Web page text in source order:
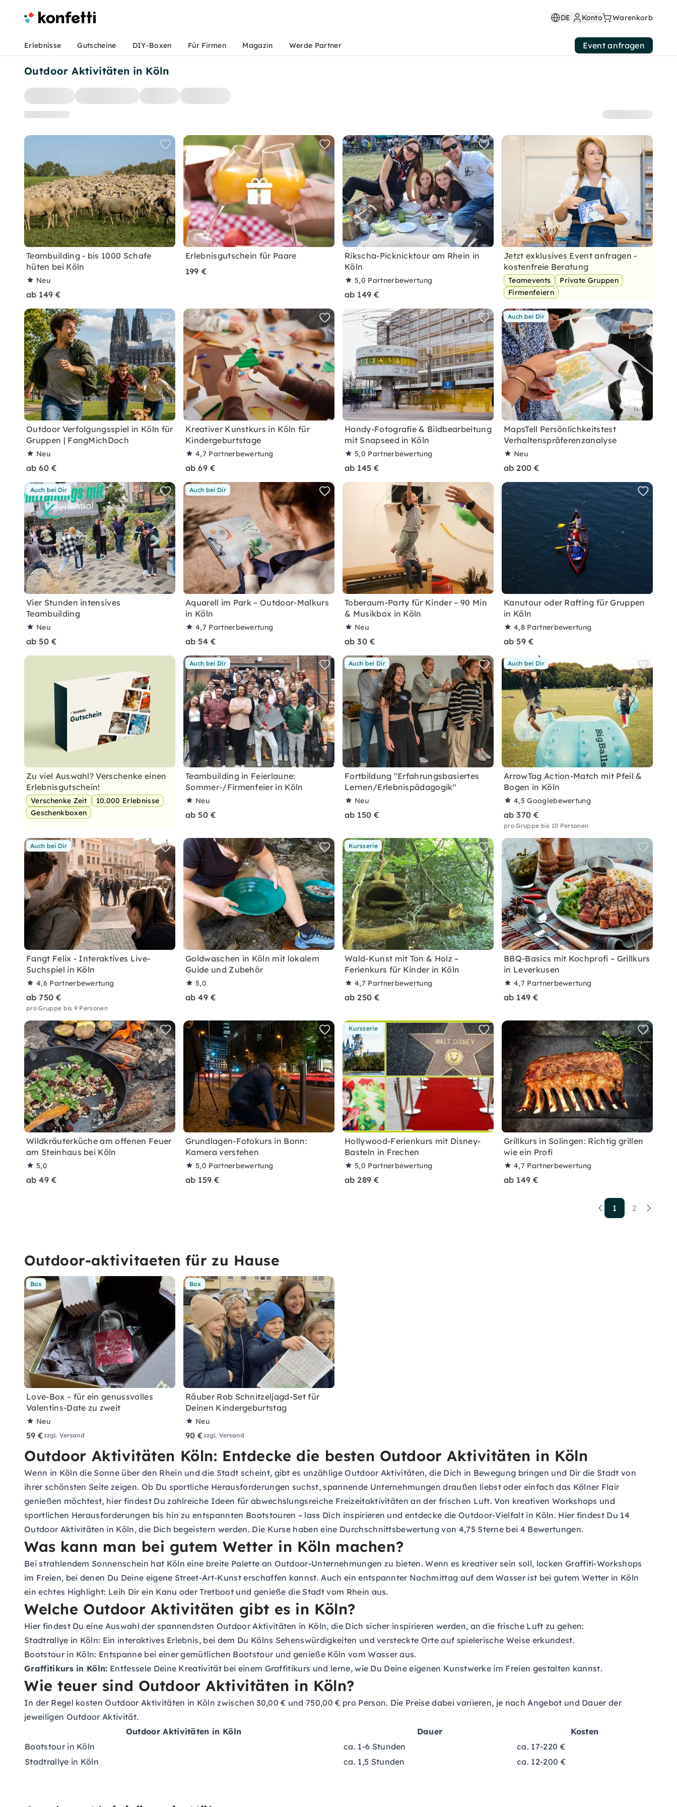
Outdoor Aktivitäten in Köln
Teambuilding - bis 1000 Schafe
hüten bei Köln
Neu
ab 149 €
Erlebnisgutschein für Paare
199 €
Rikscha-Picknicktour am Rhein in
Köln
5,0 Partnerbewertung
ab 149 €
Jetzt exklusives Event anfragen -
kostenfreie Beratung
Teamevents
Private Gruppen
Firmenfeiern
Outdoor Verfolgungsspiel in Köln für
Gruppen | FangMichDoch
Neu
ab 60 €
Kreativer Kunstkurs in Köln für
Kindergeburtstage
4,7 Partnerbewertung
ab 69 €
Handy-Fotografie & Bildbearbeitung
mit Snapseed in Köln
5,0 Partnerbewertung
ab 145 €
Auch bei Dir
MapsTell Persönlichkeitstest
Verhaltenspräferenzanalyse
Neu
ab 200 €
Auch bei Dir
Vier Stunden intensives
Teambuilding
Neu
ab 50 €
Auch bei Dir
Aquarell im Park – Outdoor-Malkurs
in Köln
4,7 Partnerbewertung
ab 54 €
Toberaum-Party für Kinder – 90 Min
& Musikbox in Köln
Neu
ab 30 €
Kanutour oder Rafting für Gruppen
in Köln
4,8 Partnerbewertung
ab 59 €
Zu viel Auswahl? Verschenke einen
Erlebnisgutschein!
Verschenke Zeit
10.000 Erlebnisse
Geschenkboxen
Auch bei Dir
Teambuilding in Feierlaune:
Sommer-/Firmenfeier in Köln
Neu
ab 50 €
Auch bei Dir
Fortbildung "Erfahrungsbasiertes
Lernen/Erlebnispädagogik"
Neu
ab 150 €
Auch bei Dir
ArrowTag Action-Match mit Pfeil &
Bogen in Köln
4,5Googlebewertung
ab 370 €
pro Gruppe bis 10 Personen
Auch bei Dir
Fangt Felix - Interaktives Live-
Suchspiel in Köln
4,6 Partnerbewertung
ab 750 €
pro Gruppe bis 9 Personen
Goldwaschen in Köln mit lokalem
Guide und Zubehör
5,0
ab 49 €
Kursserie
Wald-Kunst mit Ton & Holz –
Ferienkurs für Kinder in Köln
4,7 Partnerbewertung
ab 250 €
BBQ-Basics mit Kochprofi – Grillkurs
in Leverkusen
4,7 Partnerbewertung
ab 149 €
Wildkräuterküche am offenen Feuer
am Steinhaus bei Köln
5,0
ab 49 €
Grundlagen-Fotokurs in Bonn:
Kamera verstehen
5,0 Partnerbewertung
ab 159 €
Kursserie
Hollywood-Ferienkurs mit Disney-
Basteln in Frechen
5,0 Partnerbewertung
ab 289 €
Grillkurs in Solingen: Richtig grillen
wie ein Profi
4,7 Partnerbewertung
ab 149 €
1 2
Outdoor-aktivitaeten für zu Hause
Box
Love-Box – für ein genussvolles
Valentins-Date zu zweit
Neu
59 €zzgl. Versand
Box
Räuber Rob Schnitzeljagd-Set für
Deinen Kindergeburtstag
Neu
90 €zzgl. Versand
Outdoor Aktivitäten Köln: Entdecke die besten Outdoor Aktivitäten in Köln
Wenn in Köln die Sonne über den Rhein und die Stadt scheint, gibt es unzählige Outdoor Aktivitäten, die Dich in Bewegung bringen und Dir die Stadt von
ihrer schönsten Seite zeigen. Ob Du sportliche Herausforderungen suchst, spannende Unternehmungen draußen liebst oder einfach das Kölner Flair
genießen möchtest, hier findest Du zahlreiche Ideen für abwechslungsreiche Freizeitaktivitäten an der frischen Luft. Von kreativen Workshops und
sportlichen Herausforderungen bis hin zu entspannten Bootstouren – lass Dich inspirieren und entdecke die Outdoor-Vielfalt in Köln. Hier findest Du 14
Outdoor Aktivitäten in Köln, die Dich begeistern werden. Die Kurse haben eine Durchschnittsbewertung von 4,75 Sterne bei 4 Bewertungen.
Was kann man bei gutem Wetter in Köln machen?
Bei strahlendem Sonnenschein hat Köln eine breite Palette an Outdoor-Unternehmungen zu bieten. Wenn es kreativer sein soll, locken Graffiti-Workshops
im Freien, bei denen Du Deine eigene Street-Art-Kunst erschaffen kannst. Auch ein entspannter Nachmittag auf dem Wasser ist bei gutem Wetter in Köln
ein echtes Highlight: Leih Dir ein Kanu oder Tretboot und genieße die Stadt vom Rhein aus.
Welche Outdoor Aktivitäten gibt es in Köln?
Hier findest Du eine Auswahl der spannendsten Outdoor Aktivitäten in Köln, die Dich sicher inspirieren werden, an die frische Luft zu gehen:
Stadtrallye in Köln: Ein interaktives Erlebnis, bei dem Du Kölns Sehenswürdigkeiten und versteckte Orte auf spielerische Weise erkundest.
Bootstour in Köln: Entspanne bei einer gemütlichen Bootstour und genieße Köln vom Wasser aus.
Graffitikurs in Köln: Entfessele Deine Kreativität bei einem Graffitikurs und lerne, wie Du Deine eigenen Kunstwerke im Freien gestalten kannst.
Wie teuer sind Outdoor Aktivitäten in Köln?
In der Regel kosten Outdoor Aktivitäten in Köln zwischen 30,00 € und 750,00 € pro Person. Die Preise dabei variieren, je nach Angebot und Dauer der
jeweiligen Outdoor Aktivität.
Outdoor Aktivitäten in Köln
Dauer
Kosten
Bootstour in Köln
ca. 1-6 Stunden
ca. 17-220 €
Stadtrallye in Köln
ca. 1,5 Stunden ca. 12-200 €
DE Konto Warenkorb
Erlebnisse Gutscheine DIY-Boxen Für Firmen Magazin Werde Partner Event anfragen